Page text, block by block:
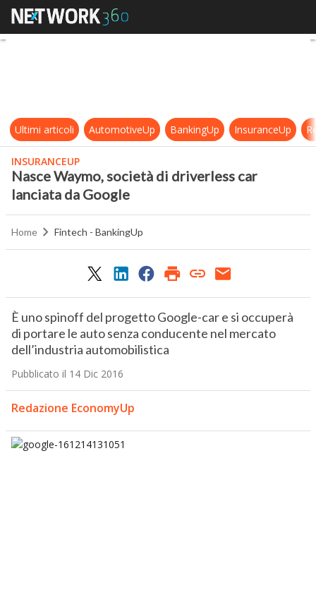
Nasce Waymo, società di
Ultimi articoli AutomotiveUp BankingUp InsuranceUp
INSURANCEUP
Nasce Waymo, società di driverless car
lanciata da Google
Home Fintech - BankingUp
È uno spinoff del progetto Google-car e si occuperà
di portare le auto senza conducente nel mercato
dell’industria automobilistica
Pubblicato il 14 Dic 2016
Redazione EconomyUp